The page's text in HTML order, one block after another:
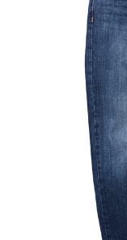
ABOUT SITE